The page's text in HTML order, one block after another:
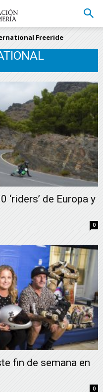
Freeride
‘riders’ de Europa y
0
fin de semana en
0